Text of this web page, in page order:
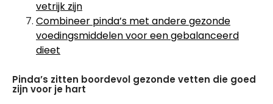
vetrijk zijn
Combineer pinda’s met andere gezonde
voedingsmiddelen voor een gebalanceerd
dieet
Pinda’s zitten boordevol gezonde vetten die goed
zijn voor je hart